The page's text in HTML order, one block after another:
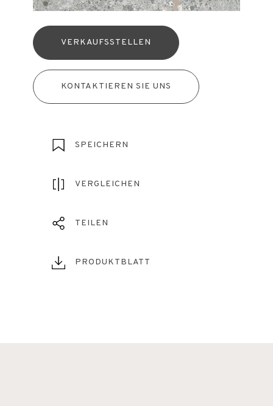
VERKAUFSSTELLEN
KONTAKTIEREN SIE UNS
SPEICHERN
VERGLEICHEN
TEILEN
PRODUKTBLATT